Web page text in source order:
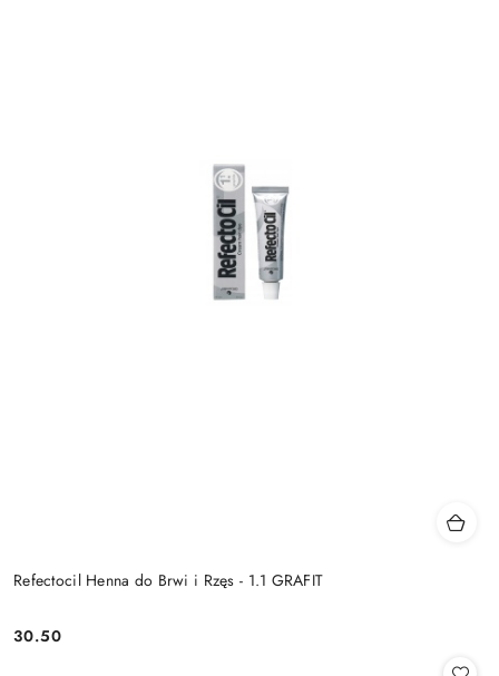
Refectocil Henna do Brwi i Rzęs - 1.1 GRAFIT
Cena:
30.50